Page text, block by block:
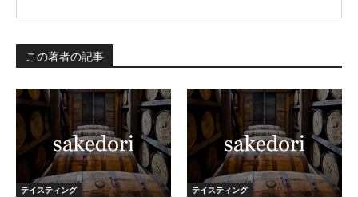
この著者の記事
テイスティング
テイスティング